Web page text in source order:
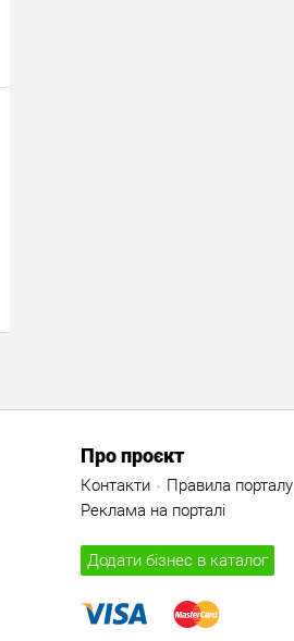
Про проєкт
Контакти Правила порталу
Реклама на порталі
Додати бізнес в каталог